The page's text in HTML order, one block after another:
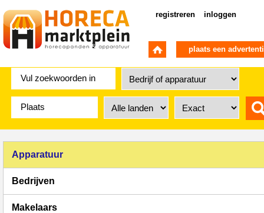
registreren inloggen
plaats een
Apparatuur
Bedrijven
Makelaars